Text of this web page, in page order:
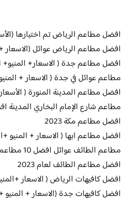
افضل مطاعم الرياض تم اختيارها
افضل مطاعم الرياض عوائل (الاسعار
افضل مطاعم جدة ( الاسعار+ المنيو+
مطاعم عوائل في جدة ( الاسعار +
افضل مطاعم المدينة المنورة (
مطاعم شارع الإمام البخاري المدينة افضل 10 مطاعم
افضل مطاعم مكة 2023
افضل مطاعم ابها ( الاسعار + المنيو
مطاعم الطائف عوائل افضل 10 مطاعم
افضل مطاعم الطائف لعام 2023
افضل كافيهات الرياض ( الاسعار
افضل كافيهات جدة (الاسعار + المنيو